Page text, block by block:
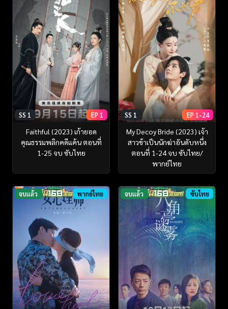
SS 1 EP 1
Faithful (2023) เก้ายอด
คุณธรรมพลิกคดีแค้น ตอนที่
1-25 จบ ซับไทย
SS 1 EP 1-24
My Decoy Bride (2023) เจ้า
สาวข้าเป็นนักฆ่าอันดับหนึ่ง
ตอนที่ 1-24 จบ ซับไทย/
พากย์ไทย
จบแล้ว พากย์ไทย จบแล้ว ซับไทย